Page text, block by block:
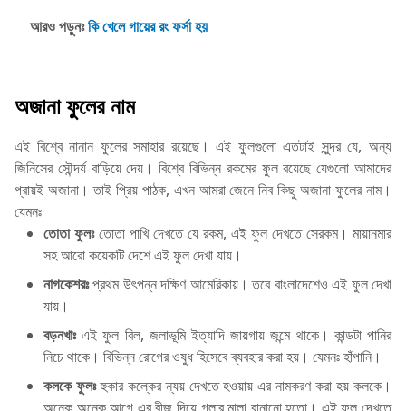
আরও পড়ুনঃকি খেলে গায়ের রং ফর্সা হয়
অজানা ফুলের নাম
এই বিশ্বে নানান ফুলের সমাহার রয়েছে। এই ফুলগুলো এতটাই সুন্দর যে, অন্য
জিনিসের সৌন্দর্য বাড়িয়ে দেয়। বিশ্বে বিভিন্ন রকমের ফুল রয়েছে যেগুলো আমাদের
প্রায়ই অজানা। তাই প্রিয় পাঠক, এখন আমরা জেনে নিব কিছু অজানা ফুলের নাম।
যেমনঃ
তোতা ফুলঃতোতা পাখি দেখতে যে রকম, এই ফুল দেখতে সেরকম। মায়ানমার
সহ আরো কয়েকটি দেশে এই ফুল দেখা যায়।
নাগকেশরঃপ্রথম উৎপন্ন দক্ষিণ আমেরিকায়। তবে বাংলাদেশেও এই ফুল দেখা
যায়।
বড়নখাঃএই ফুল বিল, জলাভূমি ইত্যাদি জায়গায় জন্মে থাকে। কান্ডটা পানির
নিচে থাকে। বিভিন্ন রোগের ওষুধ হিসেবে ব্যবহার করা হয়। যেমনঃ হাঁপানি।
কলকে ফুলঃহুকার কল্কের ন্যয় দেখতে হওয়ায় এর নামকরণ করা হয় কলকে।